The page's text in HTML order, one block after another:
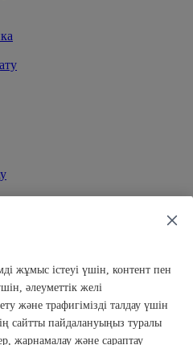
тиесілі. Барлық
жұмыс істеуі үшін, контент пен
әлеуметтік желі
және трафигімізді талдау үшін
сайтты пайдалануыңыз туралы
жарнамалау және сараптау